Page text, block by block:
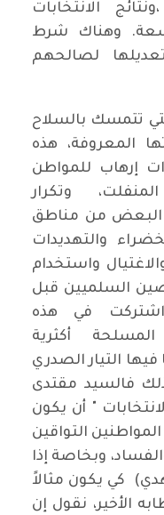
الانتخابات
وهناك شرط
لصالحهم
تتمسك بالسلاح
المعروفة، هذه
إرهاب للمواطن
وتكرار
البعض من مناطق
والتهديدات
واستخدام
السلميين قبل
في هذه
أكثرية
التيار الصدري
فالسيد مقتدى
" أن يكون
التواقين
وبخاصة إذا
كي يكون مثالاً
الأخير، نقول إن